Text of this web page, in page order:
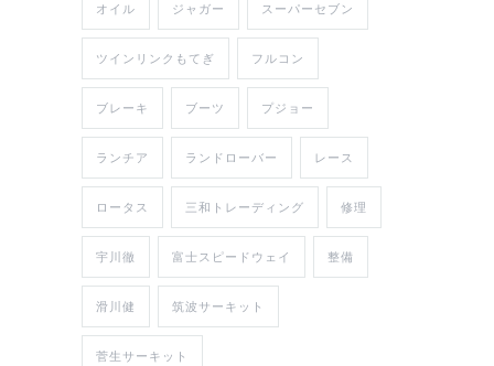
オイル ジャガー スーパーセブン
ツインリンクもてぎ フルコン
ブレーキ ブーツ プジョー
ランチア ランドローバー レース
ロータス 三和トレーディング 修理
宇川徹 富士スピードウェイ 整備
滑川健 筑波サーキット
菅生サーキット